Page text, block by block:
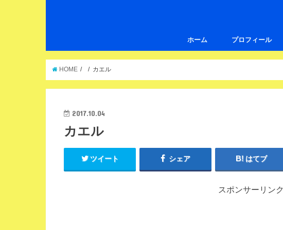
ホーム プロフィール
HOME カエル
2017.10.04
カエル
ツイート シェア はてブ
スポンサーリンク